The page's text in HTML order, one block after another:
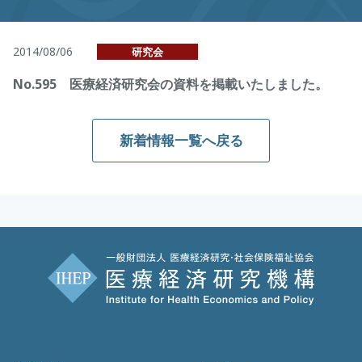
2014/08/06 研究会
No.595 医療経済研究会の資料を掲載いたしました。
新着情報一覧へ戻る